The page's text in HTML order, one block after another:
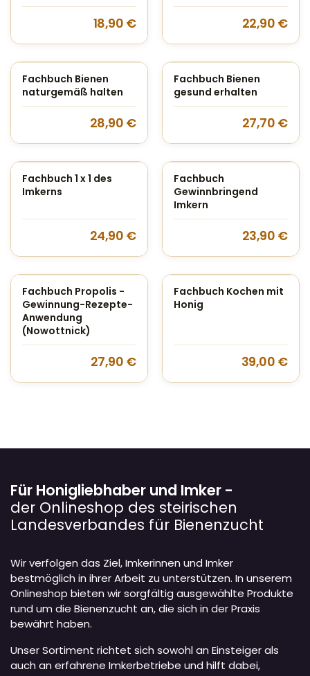
18,90 € 22,90 €
Fachbuch Bienen
naturgemäß halten
28,90 €
Fachbuch Bienen
gesund erhalten
27,70 €
Fachbuch 1 x 1 des
Imkerns
24,90 €
Fachbuch
Gewinnbringend
Imkern
23,90 €
Fachbuch Propolis -
Gewinnung-Rezepte-
Anwendung
(Nowottnick)
27,90 €
Fachbuch Kochen mit
Honig
39,00 €
Für Honigliebhaber und Imker -
der Onlineshop des steirischen
Landesverbandes für Bienenzucht
Wir verfolgen das Ziel, Imkerinnen und Imker
bestmöglich in ihrer Arbeit zu unterstützen. In unserem
Onlineshop bieten wir sorgfältig ausgewählte Produkte
rund um die Bienenzucht an, die sich in der Praxis
bewährt haben.
Unser Sortiment richtet sich sowohl an Einsteiger als
auch an erfahrene Imkerbetriebe und hilft dabei,